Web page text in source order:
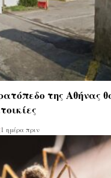
της Αθήνας
1 ημέρα πριν